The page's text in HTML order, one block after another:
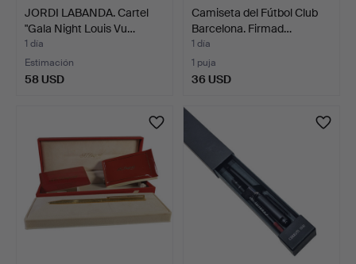
JORDI LABANDA. Cartel
"Gala Night Louis Vu…
1 día
Estimación
58 USD
Camiseta del Fútbol Club
Barcelona. Firmad…
1 día
1 puja
36 USD